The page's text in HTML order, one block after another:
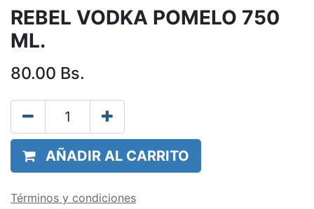
REBEL VODKA POMELO 750
ML.
80.00 Bs.
AÑADIR AL CARRITO
Términos y condiciones